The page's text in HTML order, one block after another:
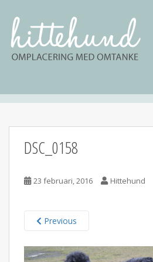
DSC_0158
23 februari, 2016 Hittehund
Previous